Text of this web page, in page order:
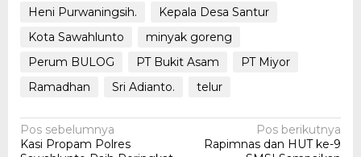
Heni Purwaningsih.
Kepala Desa Santur
Kota Sawahlunto
minyak goreng
Perum BULOG
PT Bukit Asam
PT Miyor
Ramadhan
Sri Adianto. telur
Navigasi
Pos sebelumnya
Kasi Propam Polres
Pos berikutnya
Rapimnas dan HUT ke-9